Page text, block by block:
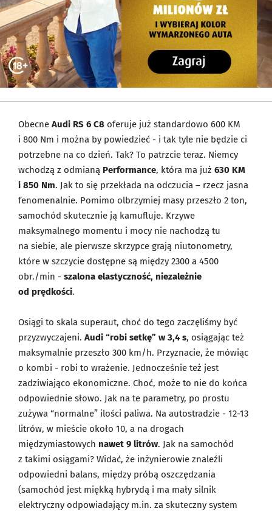
Obecne Audi RS 6 C8 oferuje już standardowo 600 KM
i 800 Nm i można by powiedzieć - i tak tyle nie będzie ci
potrzebne na co dzień. Tak? To patrzcie teraz. Niemcy
wchodzą z odmianą Performance, która ma już 630 KM
i 850 Nm. Jak to się przekłada na odczucia – rzecz jasna
fenomenalnie. Pomimo olbrzymiej masy przeszło 2 ton,
samochód skutecznie ją kamufluje. Krzywe
maksymalnego momentu i mocy nie nachodzą tu
na siebie, ale pierwsze skrzypce grają niutonometry,
które w szczycie dostępne są między 2300 a 4500
obr./min - szalona elastyczność, niezależnie
od prędkości.
Osiągi to skala superaut, choć do tego zaczęliśmy być
przyzwyczajeni. Audi “robi setkę” w 3,4 s, osiągając też
maksymalnie przeszło 300 km/h. Przyznacie, że mówiąc
o kombi - robi to wrażenie. Jednocześnie też jest
zadziwiająco ekonomiczne. Choć, może to nie do końca
odpowiednie słowo. Jak na te parametry, po prostu
zużywa “normalne” ilości paliwa. Na autostradzie - 12-13
litrów, w mieście około 10, a na drogach
międzymiastowych nawet 9 litrów. Jak na samochód
z takimi osiągami? Widać, że inżynierowie znaleźli
odpowiedni balans, między próbą oszczędzania
(samochód jest miękką hybrydą i ma mały silnik
elektryczny odpowiadający m.in. za skuteczny system